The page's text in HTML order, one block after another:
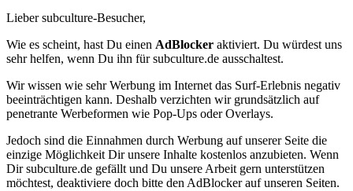
Lieber subculture-Besucher,
Wie es scheint, hast Du einen AdBlocker aktiviert. Du würdest uns
sehr helfen, wenn Du ihn für subculture.de ausschaltest.
Wir wissen wie sehr Werbung im Internet das Surf-Erlebnis negativ
beeinträchtigen kann. Deshalb verzichten wir grundsätzlich auf
penetrante Werbeformen wie Pop-Ups oder Overlays.
Jedoch sind die Einnahmen durch Werbung auf unserer Seite die
einzige Möglichkeit Dir unsere Inhalte kostenlos anzubieten. Wenn
Dir subculture.de gefällt und Du unsere Arbeit gern unterstützen
möchtest, deaktiviere doch bitte den AdBlocker auf unseren Seiten.